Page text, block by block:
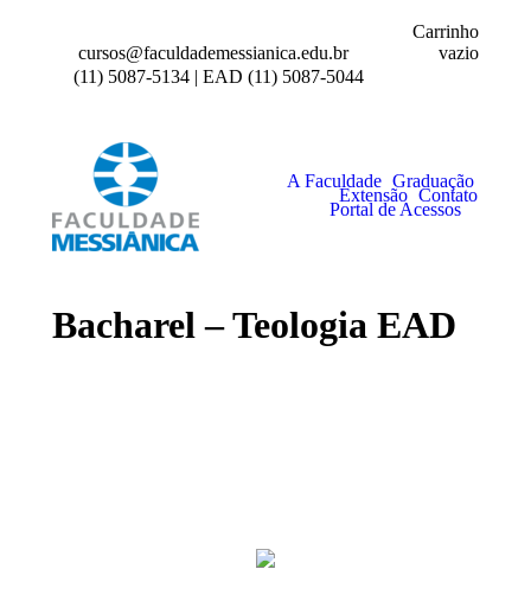
cursos@faculdademessianica.edu.br
(11) 5087-5134 | EAD (11) 5087-5044
Carrinho
vazio
A Faculdade Graduação
Extensão Contato
Portal de Acessos
Bacharel – Teologia EAD